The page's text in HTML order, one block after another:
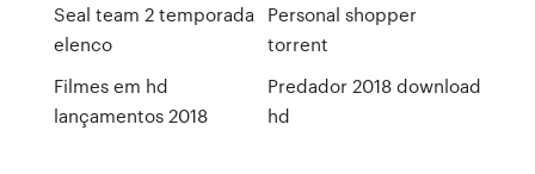
Seal team 2 temporada
elenco
Filmes em hd
lançamentos 2018
Personal shopper
torrent
Predador 2018 download
hd